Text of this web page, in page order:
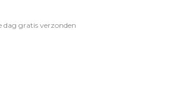
dag gratis verzonden